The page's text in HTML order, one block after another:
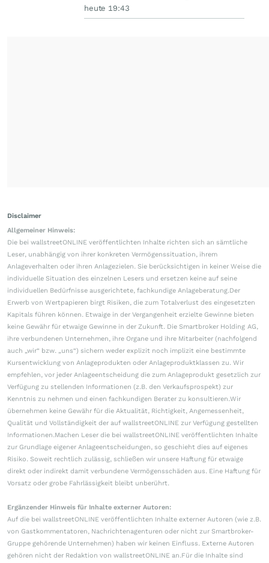
heute 19:43
Disclaimer
Allgemeiner Hinweis:
Die bei wallstreetONLINE veröffentlichten Inhalte richten sich an sämtliche
Leser, unabhängig von ihrer konkreten Vermögenssituation, ihrem
Anlageverhalten oder ihren Anlagezielen. Sie berücksichtigen in keiner Weise die
individuelle Situation des einzelnen Lesers und ersetzen keine auf seine
individuellen Bedürfnisse ausgerichtete, fachkundige Anlageberatung.Der
Erwerb von Wertpapieren birgt Risiken, die zum Totalverlust des eingesetzten
Kapitals führen können. Etwaige in der Vergangenheit erzielte Gewinne bieten
keine Gewähr für etwaige Gewinne in der Zukunft. Die Smartbroker Holding AG,
ihre verbundenen Unternehmen, ihre Organe und ihre Mitarbeiter (nachfolgend
auch „wir“ bzw. „uns“) sichern weder explizit noch implizit eine bestimmte
Kursentwicklung von Anlageprodukten oder Anlageproduktklassen zu. Wir
empfehlen, vor jeder Anlageentscheidung die zum Anlageprodukt gesetzlich zur
Verfügung zu stellenden Informationen (z.B. den Verkaufsprospekt) zur
Kenntnis zu nehmen und einen fachkundigen Berater zu konsultieren.Wir
übernehmen keine Gewähr für die Aktualität, Richtigkeit, Angemessenheit,
Qualität und Vollständigkeit der auf wallstreetONLINE zur Verfügung gestellten
Informationen.Machen Leser die bei wallstreetONLINE veröffentlichten Inhalte
zur Grundlage eigener Anlageentscheidungen, so geschieht dies auf eigenes
Risiko. Soweit rechtlich zulässig, schließen wir unsere Haftung für etwaige
direkt oder indirekt damit verbundene Vermögensschäden aus. Eine Haftung für
Vorsatz oder grobe Fahrlässigkeit bleibt unberührt.
Ergänzender Hinweis für Inhalte externer Autoren:
Auf die bei wallstreetONLINE veröffentlichten Inhalte externer Autoren (wie z.B.
von Gastkommentatoren, Nachrichtenagenturen oder nicht zur Smartbroker-
Gruppe gehörende Unternehmen) haben wir keinen Einfluss. Externe Autoren
gehören nicht der Redaktion von wallstreetONLINE an.Für die Inhalte sind